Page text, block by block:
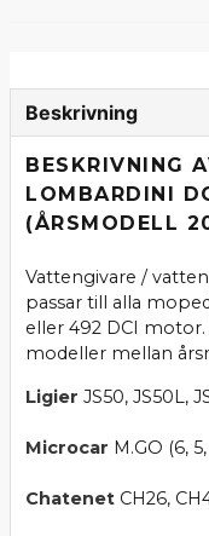
Beskrivning
BESKRIVNING
LOMBARDINI
(ÅRSMODELL
Vattengivare /
passar till alla
eller 492 DCI motor.
modeller mellan
Ligier JS50, JS50L,
Microcar M.GO (6,
Chatenet CH26,